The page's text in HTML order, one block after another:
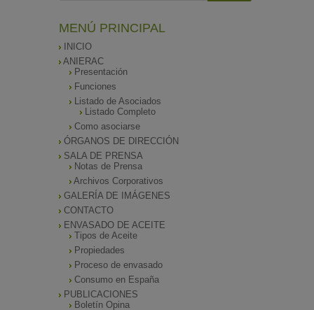
MENÚ PRINCIPAL
INICIO
ANIERAC
Presentación
Funciones
Listado de Asociados
Listado Completo
Como asociarse
ÓRGANOS DE DIRECCIÓN
SALA DE PRENSA
Notas de Prensa
Archivos Corporativos
GALERÍA DE IMÁGENES
CONTACTO
ENVASADO DE ACEITE
Tipos de Aceite
Propiedades
Proceso de envasado
Consumo en España
PUBLICACIONES
Boletín Opina